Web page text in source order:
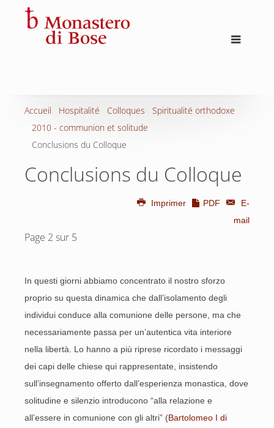
Accueil Hospitalité Colloques
Spiritualité orthodoxe
2010 - communion et solitude
Conclusions du Colloque
Conclusions du Colloque
Imprimer PDF
E-
mail
Page 2 sur 5
In questi giorni abbiamo concentrato il nostro sforzo
proprio su questa dinamica che dall’isolamento degli
individui conduce alla comunione delle persone, ma che
necessariamente passa per un’autentica vita interiore
nella libertà. Lo hanno a più riprese ricordato i messaggi
dei capi delle chiese qui rappresentate, insistendo
sull’insegnamento offerto dall’esperienza monastica, dove
solitudine e silenzio introducono “alla relazione e
all’essere in comunione con gli altri” (Bartolomeo I di